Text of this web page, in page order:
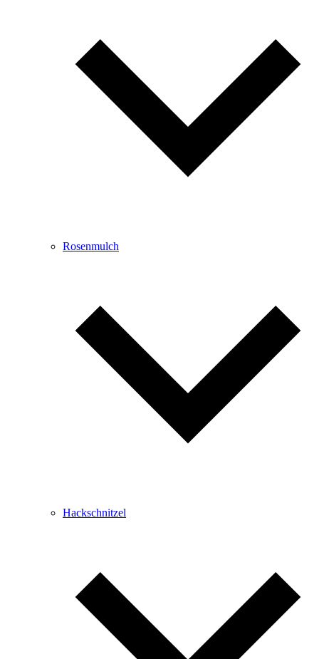
Rosenmulch
Hackschnitzel